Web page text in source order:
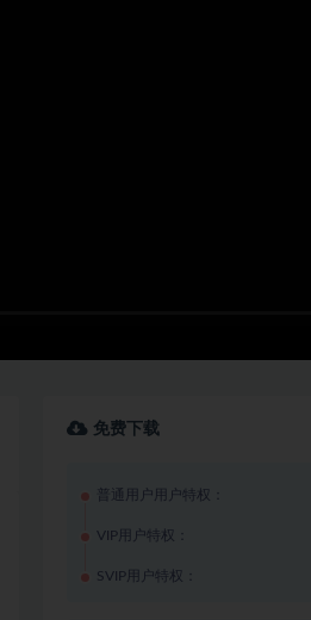
免费下载
普通用户用户特权：
VIP用户特权：
SVIP用户特权：